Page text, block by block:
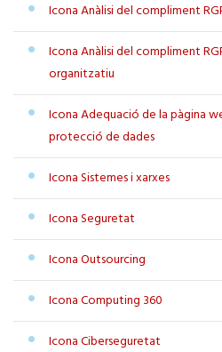
Icona Anàlisi del compliment
Icona Anàlisi del compliment
organitzatiu
Icona Adequació de la pàgina
protecció de dades
Icona Sistemes i xarxes
Icona Seguretat
Icona Outsourcing
Icona Computing 360
Icona Ciberseguretat